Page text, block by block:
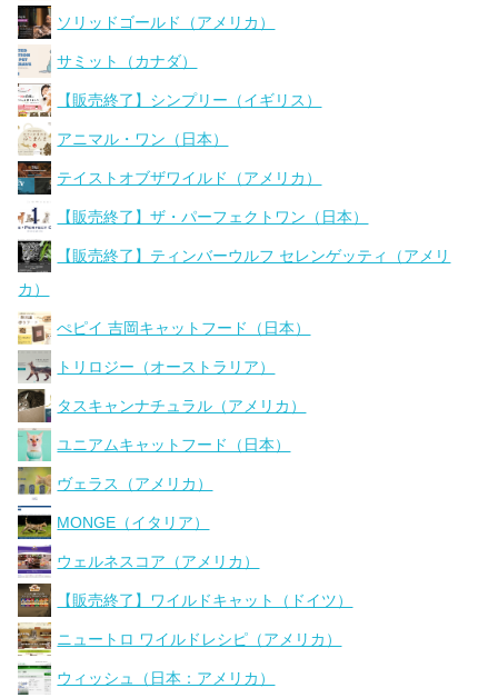
ソリッドゴールド（アメリカ）
サミット（カナダ）
【販売終了】シンプリー（イギリス）
アニマル・ワン（日本）
テイストオブザワイルド（アメリカ）
【販売終了】ザ・パーフェクトワン（日本）
【販売終了】ティンバーウルフ セレンゲッティ（アメリ
カ）
ぺピイ 吉岡キャットフード（日本）
トリロジー（オーストラリア）
タスキャンナチュラル（アメリカ）
ユニアムキャットフード（日本）
ヴェラス（アメリカ）
MONGE（イタリア）
ウェルネスコア（アメリカ）
【販売終了】ワイルドキャット（ドイツ）
ニュートロ ワイルドレシピ（アメリカ）
ウィッシュ（日本：アメリカ）